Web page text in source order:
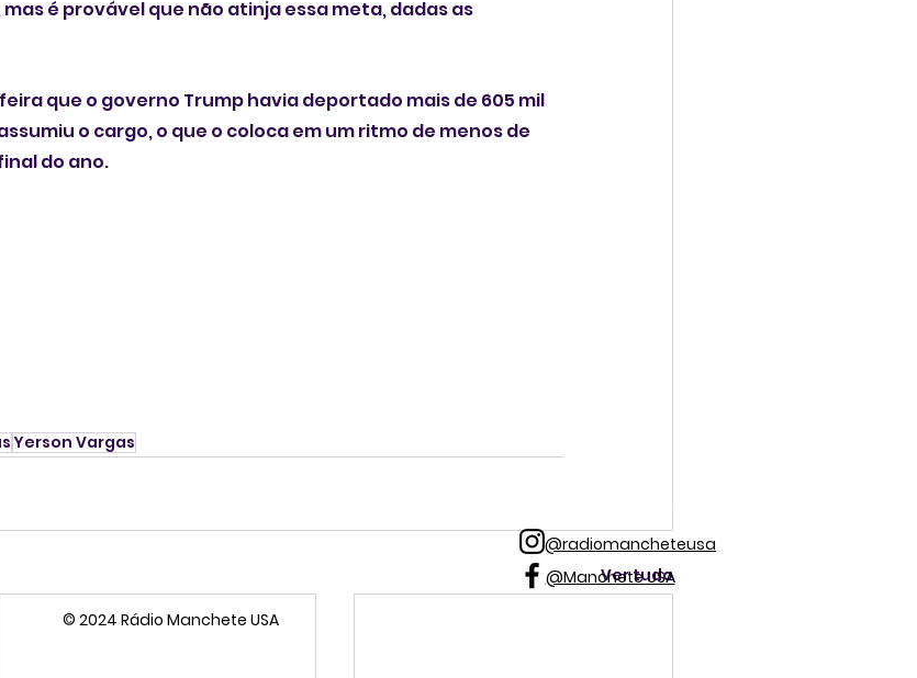
é provável que não atinja essa meta, dadas as
que o governo Trump havia deportado mais de 605 mil
o cargo, o que o coloca em um ritmo de menos de
do ano.
Yerson Vargas
Ver tudo
@radiomancheteusa
@Manchete USA
© 2024 Rádio Manchete USA